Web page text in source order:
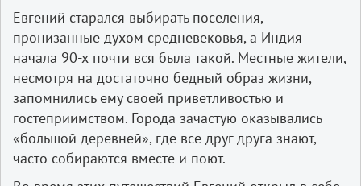
Евгений старался выбирать поселения,
пронизанные духом средневековья, а Индия
начала 90-х почти вся была такой. Местные жители,
несмотря на достаточно бедный образ жизни,
запомнились ему своей приветливостью и
гостеприимством. Города зачастую оказывались
«большой деревней», где все друг друга знают,
часто собираются вместе и поют.